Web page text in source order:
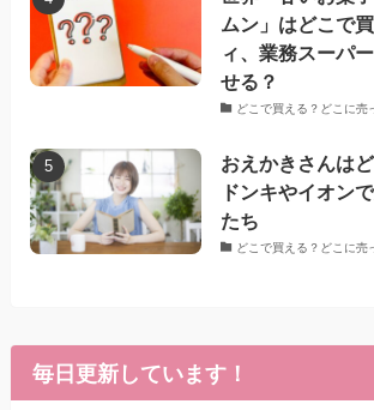
ムン」はどこで
ィ、業務スーパ
せる？
どこで買える？どこに売
おえかきさんは
ドンキやイオン
たち
どこで買える？どこに売
毎日更新しています！